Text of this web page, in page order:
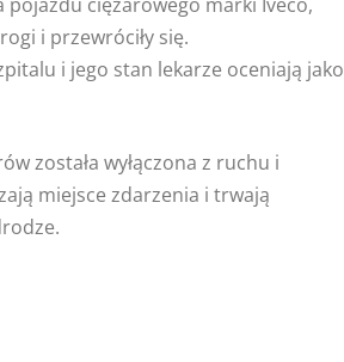
i przewróciły się.
i jego stan lekarze oceniają jako
została wyłączona z ruchu i
miejsce zdarzenia i trwają